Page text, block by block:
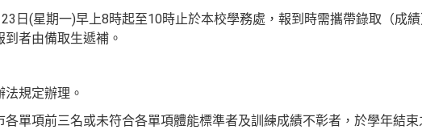
日 (星期一)早上8時起至10時止於本校學務處 ，報到時需攜帶錄取（成
者由備取生遞補。
規定辦理。
單項前三名或未符合各單項體能標準者及訓練成績不彰者，於學年結